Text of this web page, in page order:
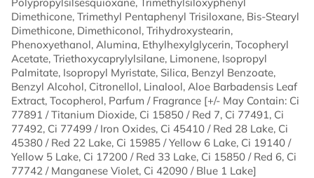
Dimethicone, Trimethyl Pentaphenyl Trisiloxane, Bis-Stearyl
Dimethicone, Dimethiconol, Trihydroxystearin,
Phenoxyethanol, Alumina, Ethylhexylglycerin, Tocopheryl
Acetate, Triethoxycaprylylsilane, Limonene, Isopropyl
Palmitate, Isopropyl Myristate, Silica, Benzyl Benzoate,
Benzyl Alcohol, Citronellol, Linalool, Aloe Barbadensis Leaf
Extract, Tocopherol, Parfum / Fragrance [+/- May Contain: Ci
77891 / Titanium Dioxide, Ci 15850 / Red 7, Ci 77491, Ci
77492, Ci 77499 / Iron Oxides, Ci 45410 / Red 28 Lake, Ci
45380 / Red 22 Lake, Ci 15985 / Yellow 6 Lake, Ci 19140 /
Yellow 5 Lake, Ci 17200 / Red 33 Lake, Ci 15850 / Red 6, Ci
77742 / Manganese Violet, Ci 42090 / Blue 1 Lake]